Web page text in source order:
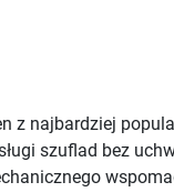
z najbardziej
szuflad bez